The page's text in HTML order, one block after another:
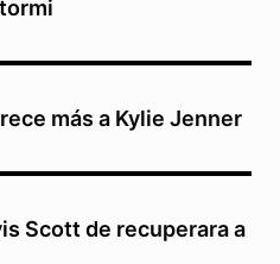
más a Kylie Jenner
Scott de recuperara a